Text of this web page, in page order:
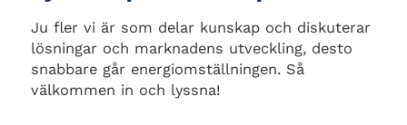
Ju fler vi är som delar kunskap och diskuterar
lösningar och marknadens utveckling, desto
snabbare går energiomställningen. Så
välkommen in och lyssna!